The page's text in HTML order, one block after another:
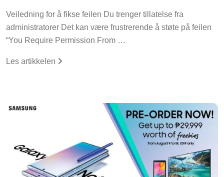
Veiledning for å fikse feilen Du trenger tillatelse fra
administratorer Det kan være frustrerende å støte på feilen
“You Require Permission From …
Les artikkelen